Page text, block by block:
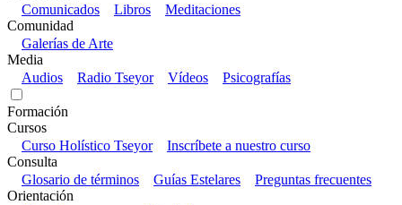
Comunicados
Libros
Meditaciones
Comunidad
Galerías de Arte
Media
Audios
Radio Tseyor Vídeos Psicografías
Formación
Cursos
Curso Holístico Tseyor
Inscríbete a nuestro curso
Consulta
Glosario de términos
Guías Estelares
Preguntas frecuentes
Orientación